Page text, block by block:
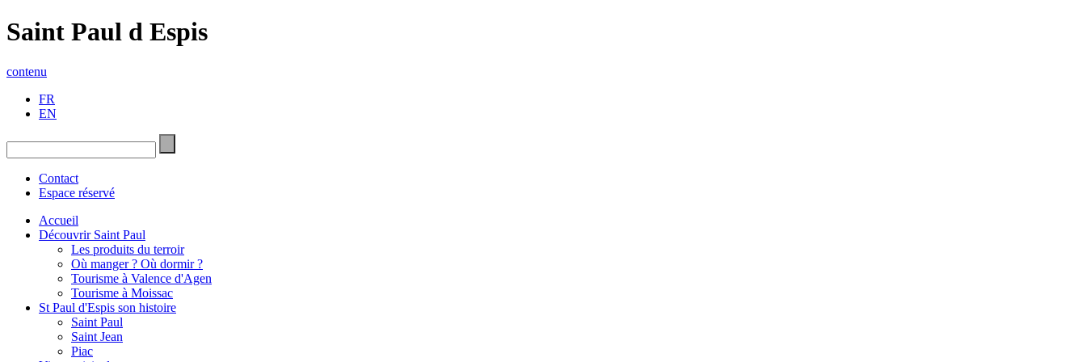
Saint Paul d Espis
contenu
FR
EN
Contact
Espace réservé
Accueil
Découvrir Saint Paul
Les produits du terroir
Où manger ? Où dormir ?
Tourisme à Valence d'Agen
Tourisme à Moissac
St Paul d'Espis son histoire
Saint Paul
Saint Jean
Piac